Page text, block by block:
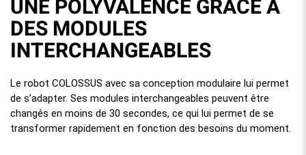
UNE POLYVALENCE GRÂCE À
DES MODULES
INTERCHANGEABLES
Le robot COLOSSUS avec sa conception modulaire lui permet
de s’adapter. Ses modules interchangeables peuvent être
changés en moins de 30 secondes, ce qui lui permet de se
transformer rapidement en fonction des besoins du moment.